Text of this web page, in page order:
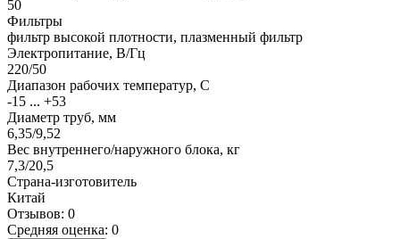
50
Фильтры
фильтр высокой плотности, плазменный фильтр
Электропитание, В/Гц
220/50
Диапазон рабочих температур, С
-15 ... +53
Диаметр труб, мм
6,35/9,52
Вес внутреннего/наружного блока, кг
7,3/20,5
Страна-изготовитель
Китай
Отзывов: 0
Средняя оценка: 0